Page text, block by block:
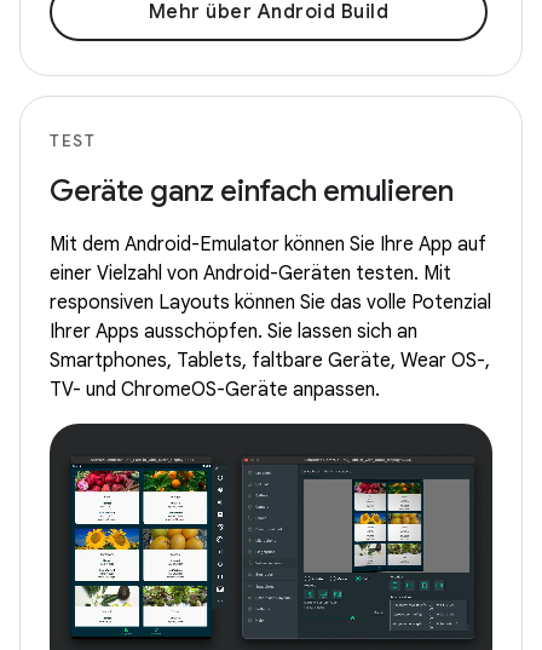
Mehr über Android Build
TEST
Geräte ganz einfach emulieren
Mit dem Android-Emulator können Sie Ihre App auf
einer Vielzahl von Android-Geräten testen. Mit
responsiven Layouts können Sie das volle Potenzial
Ihrer Apps ausschöpfen. Sie lassen sich an
Smartphones, Tablets, faltbare Geräte, Wear OS-,
TV- und ChromeOS-Geräte anpassen.